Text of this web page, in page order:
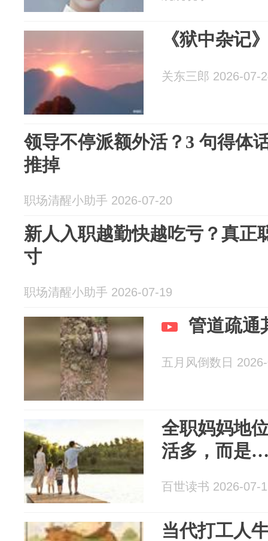
《狱中杂记
关东三郎 2026-07-
领导不停派额外活？3 句得体
推掉
职场清醒小助手 2026-07-20
新人入职越勤快越吃亏？真正
寸
职场清醒小助手 2026-07-19
管道疏通
五月风倒数日
全职妈妈地
活多，而
百世读书 2026-07-
当代打工人